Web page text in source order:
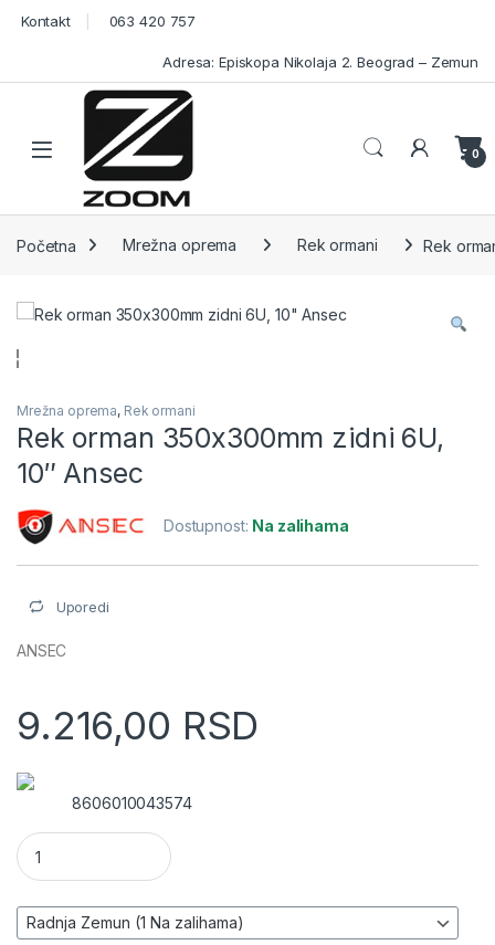
Skip to navigation
Skip to content
Kontakt 063 420 757
Adresa: Episkopa Nikolaja 2. Beograd – Zemun
Open 0
Početna Mrežna oprema Rek ormani Rek
Mrežna oprema, Rek ormani
Rek orman 350x300mm zidni 6U,
10″ Ansec
Dostupnost: Na zalihama
Uporedi
ANSEC
9.216,00 RSD
8606010043574
Rek orman 350x300mm zidni 6U, 10" Ansec količina